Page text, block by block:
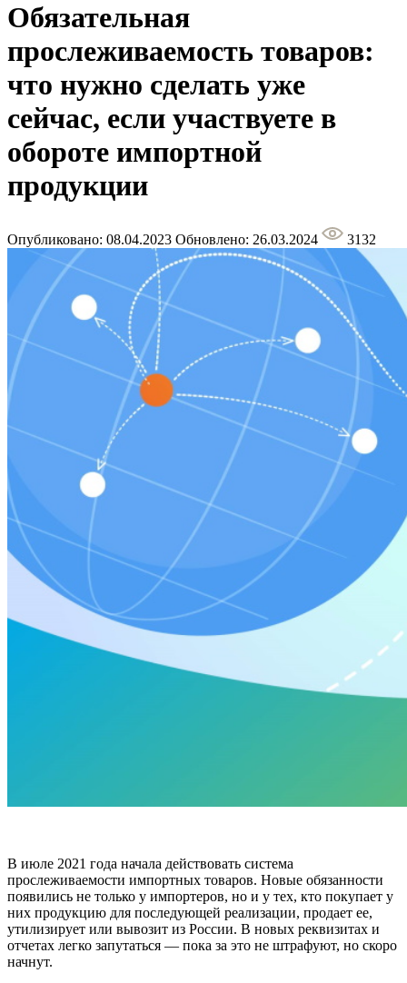
Обязательная
прослеживаемость товаров:
что нужно сделать уже
сейчас, если участвуете в
обороте импортной
продукции
Опубликовано: 08.04.2023 Обновлено: 26.03.2024 3132
В июле 2021 года начала действовать система
прослеживаемости импортных товаров. Новые обязанности
появились не только у импортеров, но и у тех, кто покупает у
них продукцию для последующей реализации, продает ее,
утилизирует или вывозит из России. В новых реквизитах и
отчетах легко запутаться — пока за это не штрафуют, но скоро
начнут.